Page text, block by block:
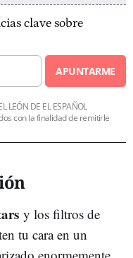
clave sobre
APUNTARME
LEÓN DE EL ESPAÑOL
con la finalidad de remitirle
y los filtros de
tu cara en un